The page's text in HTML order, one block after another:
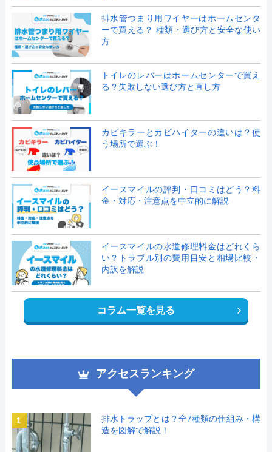
排水管つまり用ワイヤーはホームセンタ
ーで買える？ 種類・選び方と安全な使い
方
トイレのレバーはホームセンターで買え
る？失敗しない選び方と直し方
カビキラーとカビハイターの違いは？使
う場所で選ぶ！
イースマイルの評判・口コミはどう？料
金・対応・注意点を中立的に解説
イースマイルの水道修理料金はどれくら
い？トラブル別の費用目安と相場比較・
内訳を解説
コラム一覧を見る
アクセスランキング
1
排水トラップとは？全7種類の仕組み・構
造を図解で解説！